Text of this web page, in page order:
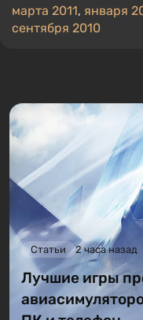
марта 2011, января
сентября 2010
Статьи 2 часа назад
Лучшие игры